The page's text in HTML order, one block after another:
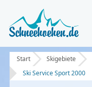
Start Skigebiete
Ski Service Sport 2000